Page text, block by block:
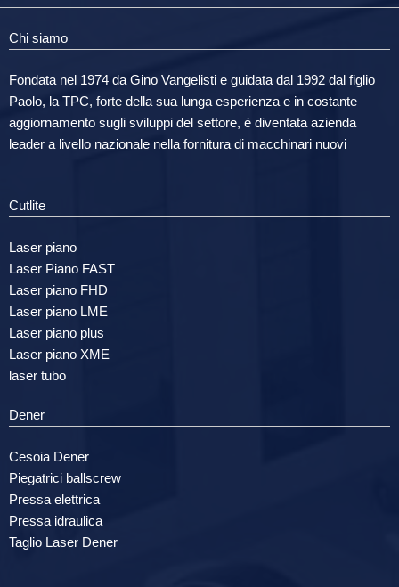
Chi siamo
Fondata nel 1974 da Gino Vangelisti e guidata dal 1992 dal figlio
Paolo, la TPC, forte della sua lunga esperienza e in costante
aggiornamento sugli sviluppi del settore, è diventata azienda
leader a livello nazionale nella fornitura di macchinari nuovi
Cutlite
Laser piano
Laser Piano FAST
Laser piano FHD
Laser piano LME
Laser piano plus
Laser piano XME
laser tubo
Dener
Cesoia Dener
Piegatrici ballscrew
Pressa elettrica
Pressa idraulica
Taglio Laser Dener